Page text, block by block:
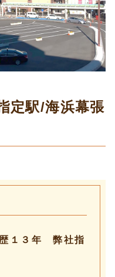
定駅/海浜幕張
１３年 弊社指